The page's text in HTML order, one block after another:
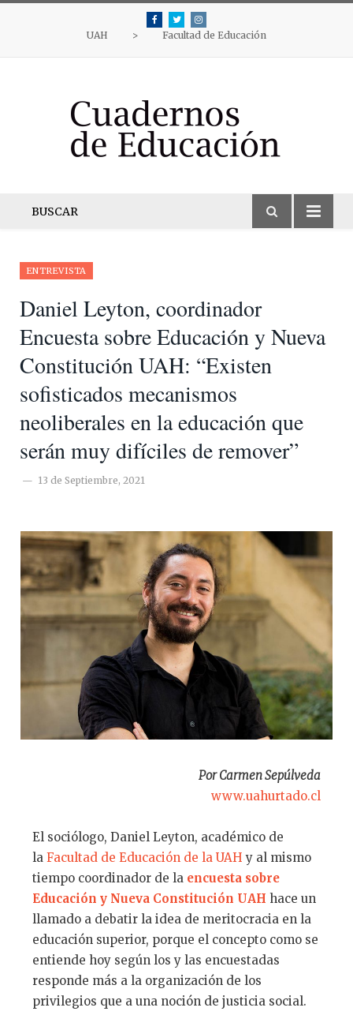
FacebookTwitterInstagram
UAH > Facultad de Educación
BUSCAR
ENTREVISTA
Daniel Leyton, coordinador
Encuesta sobre Educación y Nueva
Constitución UAH: “Existen
sofisticados mecanismos
neoliberales en la educación que
serán muy difíciles de remover”
13 de Septiembre, 2021
Por Carmen Sepúlveda
www.uahurtado.cl
El sociólogo, Daniel Leyton, académico de
la Facultad de Educación de la UAH y al mismo
tiempo coordinador de la encuesta sobre
Educación y Nueva Constitución UAH hace un
llamado a debatir la idea de meritocracia en la
educación superior, porque el concepto como se
entiende hoy según los y las encuestadas
responde más a la organización de los
privilegios que a una noción de justicia social.